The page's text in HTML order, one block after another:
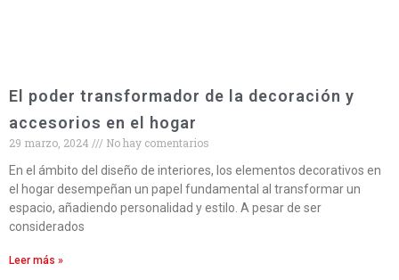
El poder transformador de la decoración y
accesorios en el hogar
29 marzo, 2024
No hay comentarios
En el ámbito del diseño de interiores, los elementos decorativos en
el hogar desempeñan un papel fundamental al transformar un
espacio, añadiendo personalidad y estilo. A pesar de ser
considerados
Leer más »